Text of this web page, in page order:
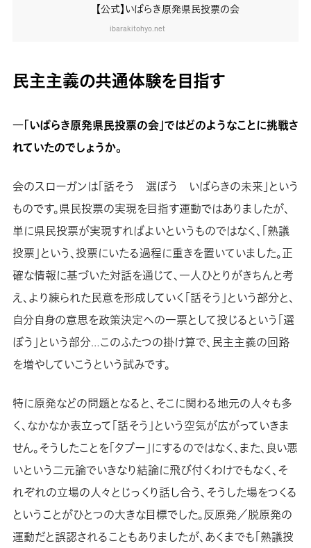
【公式】いばらき原発県民投票の会
ibarakitohyo.net
民主主義の共通体験を目指す
―「いばらき原発県民投票の会」ではどのようなことに挑戦さ
れていたのでしょうか。
会のスローガンは「話そう 選ぼう いばらきの未来」という
ものです。県民投票の実現を目指す運動ではありましたが、
単に県民投票が実現すればよいというものではなく、「熟議
投票」という、投票にいたる過程に重きを置いていました。正
確な情報に基づいた対話を通じて、一人ひとりがきちんと考
え、より練られた民意を形成していく「話そう」という部分と、
自分自身の意思を政策決定への一票として投じるという「選
ぼう」という部分…このふたつの掛け算で、民主主義の回路
を増やしていこうという試みです。
特に原発などの問題となると、そこに関わる地元の人々も多
く、なかなか表立って「話そう」という空気が広がっていきま
せん。そうしたことを「タブー」にするのではなく、また、良い悪
いという二元論でいきなり結論に飛び付くわけでもなく、そ
れぞれの立場の人々とじっくり話し合う、そうした場をつくる
ということがひとつの大きな目標でした。反原発／脱原発の
運動だと誤認されることもありましたが、あくまでも「熟議投